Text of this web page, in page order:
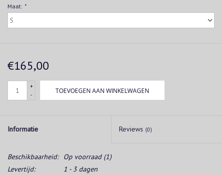
Maat: *
€165,00
+
-
TOEVOEGEN AAN WINKELWAGEN
Informatie Reviews (0)
Beschikbaarheid: Op voorraad(1)
Levertijd:
1 - 3 dagen